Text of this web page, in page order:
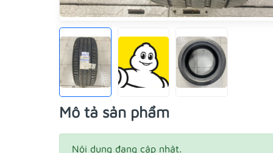
Mô tả sản phẩm
Nội dung đang cập nhật.